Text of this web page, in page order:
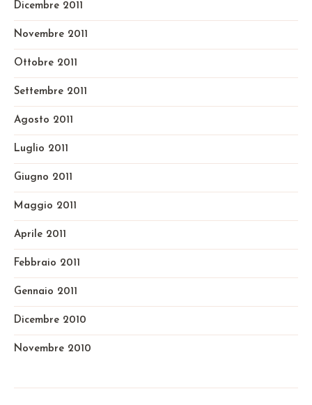
Dicembre 2011
Novembre 2011
Ottobre 2011
Settembre 2011
Agosto 2011
Luglio 2011
Giugno 2011
Maggio 2011
Aprile 2011
Febbraio 2011
Gennaio 2011
Dicembre 2010
Novembre 2010